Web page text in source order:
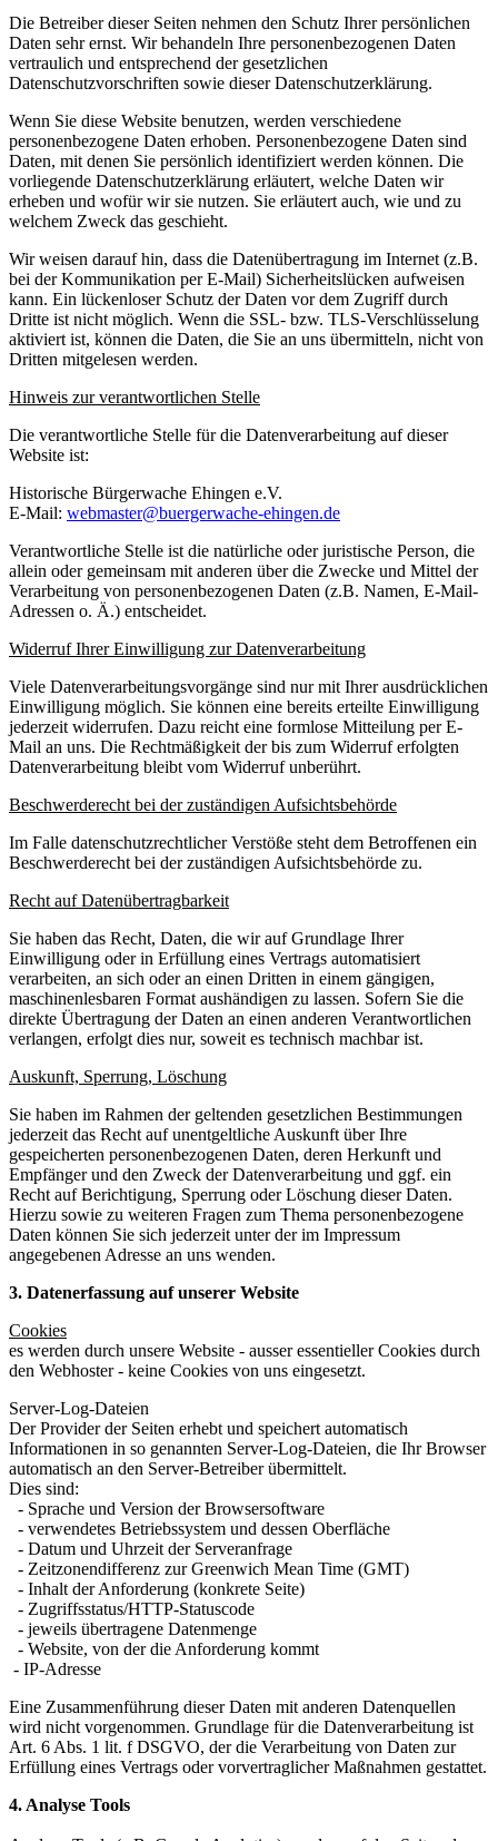
Die Betreiber dieser Seiten nehmen den Schutz Ihrer persönlichen
Daten sehr ernst. Wir behandeln Ihre personenbezogenen Daten
vertraulich und entsprechend der gesetzlichen
Datenschutzvorschriften sowie dieser Datenschutzerklärung.
Wenn Sie diese Website benutzen, werden verschiedene
personenbezogene Daten erhoben. Personenbezogene Daten sind
Daten, mit denen Sie persönlich identifiziert werden können. Die
vorliegende Datenschutzerklärung erläutert, welche Daten wir
erheben und wofür wir sie nutzen. Sie erläutert auch, wie und zu
welchem Zweck das geschieht.
Wir weisen darauf hin, dass die Datenübertragung im Internet (z.B.
bei der Kommunikation per E-Mail) Sicherheitslücken aufweisen
kann. Ein lückenloser Schutz der Daten vor dem Zugriff durch
Dritte ist nicht möglich. Wenn die SSL- bzw. TLS-Verschlüsselung
aktiviert ist, können die Daten, die Sie an uns übermitteln, nicht von
Dritten mitgelesen werden.
Hinweis zur verantwortlichen Stelle
Die verantwortliche Stelle für die Datenverarbeitung auf dieser
Website ist:
Historische Bürgerwache Ehingen e.V.
E-Mail: webmaster@buergerwache-ehingen.de
Verantwortliche Stelle ist die natürliche oder juristische Person, die
allein oder gemeinsam mit anderen über die Zwecke und Mittel der
Verarbeitung von personenbezogenen Daten (z.B. Namen, E-Mail-
Adressen o. Ä.) entscheidet.
Widerruf Ihrer Einwilligung zur Datenverarbeitung
Viele Datenverarbeitungsvorgänge sind nur mit Ihrer ausdrücklichen
Einwilligung möglich. Sie können eine bereits erteilte Einwilligung
jederzeit widerrufen. Dazu reicht eine formlose Mitteilung per E-
Mail an uns. Die Rechtmäßigkeit der bis zum Widerruf erfolgten
Datenverarbeitung bleibt vom Widerruf unberührt.
Beschwerderecht bei der zuständigen Aufsichtsbehörde
Im Falle datenschutzrechtlicher Verstöße steht dem Betroffenen ein
Beschwerderecht bei der zuständigen Aufsichtsbehörde zu.
Recht auf Datenübertragbarkeit
Sie haben das Recht, Daten, die wir auf Grundlage Ihrer
Einwilligung oder in Erfüllung eines Vertrags automatisiert
verarbeiten, an sich oder an einen Dritten in einem gängigen,
maschinenlesbaren Format aushändigen zu lassen. Sofern Sie die
direkte Übertragung der Daten an einen anderen Verantwortlichen
verlangen, erfolgt dies nur, soweit es technisch machbar ist.
Auskunft, Sperrung, Löschung
Sie haben im Rahmen der geltenden gesetzlichen Bestimmungen
jederzeit das Recht auf unentgeltliche Auskunft über Ihre
gespeicherten personenbezogenen Daten, deren Herkunft und
Empfänger und den Zweck der Datenverarbeitung und ggf. ein
Recht auf Berichtigung, Sperrung oder Löschung dieser Daten.
Hierzu sowie zu weiteren Fragen zum Thema personenbezogene
Daten können Sie sich jederzeit unter der im Impressum
angegebenen Adresse an uns wenden.
3. Datenerfassung auf unserer Website
Cookies
es werden durch unsere Website - ausser essentieller Cookies durch
den Webhoster - keine Cookies von uns eingesetzt.
Server-Log-Dateien
Der Provider der Seiten erhebt und speichert automatisch
Informationen in so genannten Server-Log-Dateien, die Ihr Browser
automatisch an den Server-Betreiber übermittelt.
Dies sind:
- Sprache und Version der Browsersoftware
- verwendetes Betriebssystem und dessen Oberfläche
- Datum und Uhrzeit der Serveranfrage
- Zeitzonendifferenz zur Greenwich Mean Time (GMT)
- Inhalt der Anforderung (konkrete Seite)
- Zugriffsstatus/HTTP-Statuscode
- jeweils übertragene Datenmenge
- Website, von der die Anforderung kommt
- IP-Adresse
Eine Zusammenführung dieser Daten mit anderen Datenquellen
wird nicht vorgenommen. Grundlage für die Datenverarbeitung ist
Art. 6 Abs. 1 lit. f DSGVO, der die Verarbeitung von Daten zur
Erfüllung eines Vertrags oder vorvertraglicher Maßnahmen gestattet.
4. Analyse Tools